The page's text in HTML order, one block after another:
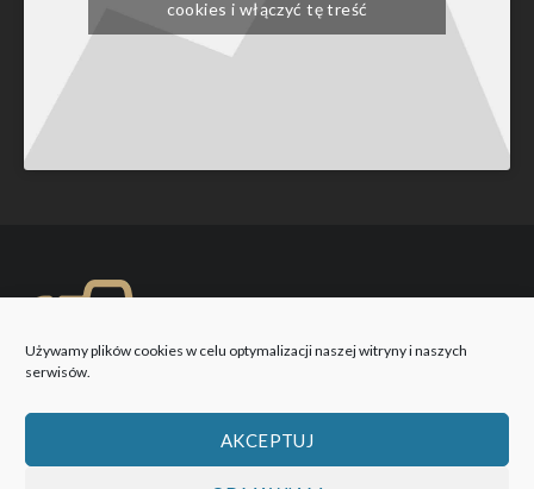
Używamy plików cookies w celu optymalizacji naszej witryny i naszych
serwisów.
AKCEPTUJ
cookies i włączyć tę treść